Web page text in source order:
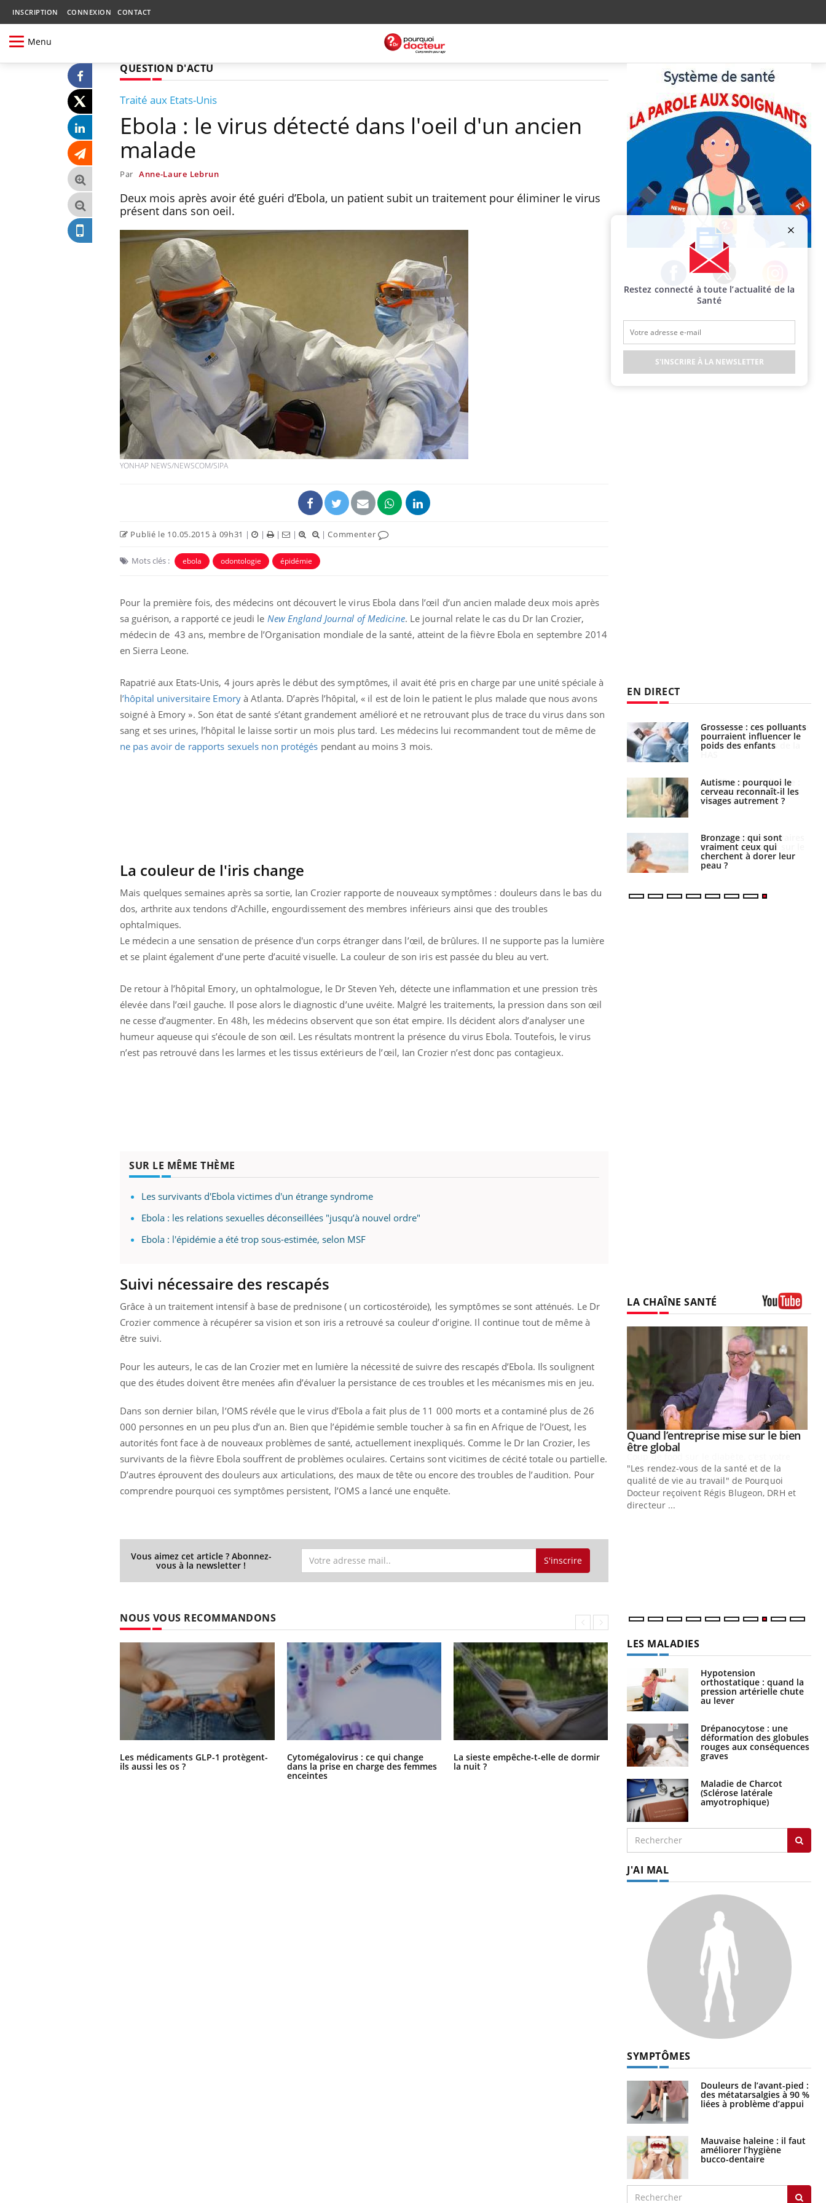
INSCRIPTION CONNEXION CONTACT
Menu
QUESTION D'ACTU
Traité aux Etats-Unis
Ebola : le virus détecté dans l'oeil d'un ancien
malade
Par Anne-Laure Lebrun
Deux mois après avoir été guéri d’Ebola, un patient subit un traitement pour éliminer le virus
présent dans son oeil.
YONHAP NEWS/NEWSCOM/SIPA
Publié le 10.05.2015 à 09h31 | | | | |Commenter
Mots clés : ebola odontologie épidémie
Pour la première fois, des médecins ont découvert le virus Ebola dans l’œil d’un ancien malade deux mois après
sa guérison, a rapporté ce jeudi le New England Journal of Medicine. Le journal relate le cas du Dr Ian Crozier,
médecin de 43 ans, membre de l’Organisation mondiale de la santé, atteint de la fièvre Ebola en septembre 2014
en Sierra Leone.
Rapatrié aux Etats-Unis, 4 jours après le début des symptômes, il avait été pris en charge par une unité spéciale à
l’hôpital universitaire Emoryà Atlanta. D’après l’hôpital, « il est de loin le patient le plus malade que nous avons
soigné à Emory ». Son état de santé s’étant grandement amélioré et ne retrouvant plus de trace du virus dans son
sang et ses urines, l’hôpital le laisse sortir un mois plus tard. Les médecins lui recommandent tout de même de
ne pas avoir de rapports sexuels non protégés pendant au moins 3 mois.
La couleur de l'iris change
Mais quelques semaines après sa sortie, Ian Crozier rapporte de nouveaux symptômes : douleurs dans le bas du
dos, arthrite aux tendons d’Achille, engourdissement des membres inférieurs ainsi que des troubles
ophtalmiques.
Le médecin a une sensation de présence d'un corps étranger dans l’œil, de brûlures. Il ne supporte pas la lumière
et se plaint également d’une perte d’acuité visuelle. La couleur de son iris est passée du bleu au vert.
De retour à l’hôpital Emory, un ophtalmologue, le Dr Steven Yeh, détecte une inflammation et une pression très
élevée dans l’œil gauche. Il pose alors le diagnostic d’une uvéite. Malgré les traitements, la pression dans son œil
ne cesse d’augmenter. En 48h, les médecins observent que son état empire. Ils décident alors d’analyser une
humeur aqueuse qui s’écoule de son œil. Les résultats montrent la présence du virus Ebola. Toutefois, le virus
n’est pas retrouvé dans les larmes et les tissus extérieurs de l’œil, Ian Crozier n’est donc pas contagieux.
SUR LE MÊME THÈME
Les survivants d'Ebola victimes d'un étrange syndrome
Ebola : les relations sexuelles déconseillées "jusqu’à nouvel ordre"
Ebola : l'épidémie a été trop sous-estimée, selon MSF
Suivi nécessaire des rescapés
Grâce à un traitement intensif à base de prednisone ( un corticostéroïde), les symptômes se sont atténués. Le Dr
Crozier commence à récupérer sa vision et son iris a retrouvé sa couleur d’origine. Il continue tout de même à
être suivi.
Pour les auteurs, le cas de Ian Crozier met en lumière la nécessité de suivre des rescapés d’Ebola. Ils soulignent
que des études doivent être menées afin d’évaluer la persistance de ces troubles et les mécanismes mis en jeu.
Dans son dernier bilan, l’OMS révéle que le virus d’Ebola a fait plus de 11 000 morts et a contaminé plus de 26
000 personnes en un peu plus d’un an. Bien que l’épidémie semble toucher à sa fin en Afrique de l’Ouest, les
autorités font face à de nouveaux problèmes de santé, actuellement inexpliqués. Comme le Dr Ian Crozier, les
survivants de la fièvre Ebola souffrent de problèmes oculaires. Certains sont vicitimes de cécité totale ou partielle.
D’autres éprouvent des douleurs aux articulations, des maux de tête ou encore des troubles de l’audition. Pour
comprendre pourquoi ces symptômes persistent, l’OMS a lancé une enquête.
Vous aimez cet article ? Abonnez-
vous à la newsletter ! S'inscrire
NOUS VOUS RECOMMANDONS
Les médicaments GLP-1 protègent-
ils aussi les os ?
Cytomégalovirus : ce qui change
dans la prise en charge des femmes
enceintes
La sieste empêche-t-elle de dormir
la nuit ?
VIH : la fin du comprimé tous les
jours se profile-t-elle enfin ?
Facebook Twitter Instagram
EN DIRECT
Légionellose en Suisse :
quelle est l’origine de la
contamination ?
Bilan prévention : ce que
les kinés pourront
bientôt faire
Intolérance au gluten : les
nouvelles
Grossesse : ces polluants
pourraient influencer le
poids des enfants
Autisme : pourquoi le
cerveau reconnaît-il les
visages autrement ?
Bronzage : qui sont
vraiment ceux qui
cherchent à dorer leur
peau ?
LA CHAÎNE SANTÉ
Diabète & Ramadan 2026 Youtube
Le Ramadan approche, et, pour de
nombreuses personnes atteintes de
diabète, c'est une période de questions, de
défis, mais ...
Un « jumeau numérique » pour
faciliter l’accès à la médecine
préventiveYoutube
Un établissement lié à un groupe
mutualiste innove en matière de bilan de
COUP DE FOOD sur le diabète Youtube
Coup de food sur le diabète, c'est votre
nouveau rendez-vous culinaire qui
bouscule les idées reçues ! Dans cet
épisode, une ...
Youtube
Quand l’entreprise mise sur le bien
être globalYoutube
"Les rendez-vous de la santé et de la
qualité de vie au travail" de Pourquoi
Docteur reçoivent Régis Blugeon, DRH et
directeur ...
LES MALADIES
Hypotension
orthostatique : quand la
pression artérielle chute
au lever
Drépanocytose : une
déformation des globules
rouges aux conséquences
graves
Maladie de Charcot
(Sclérose latérale
amyotrophique)
J'AI MAL
SYMPTÔMES
Douleurs de l’avant-pied :
des métatarsalgies à 90 %
liées à problème d’appui
Mauvaise haleine : il faut
améliorer l’hygiène
bucco-dentaire
Restez connecté à toute l’actualité de la
Santé
S'INSCRIRE À LA NEWSLETTER